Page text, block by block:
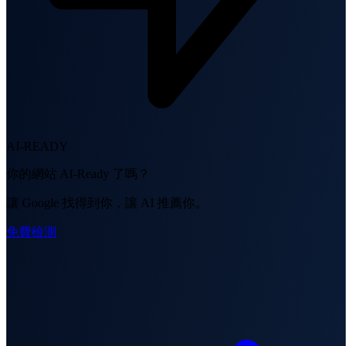
AI-READY
你的網站 AI-Ready 了嗎？
讓 Google 找得到你，讓 AI 推薦你。
免費檢測